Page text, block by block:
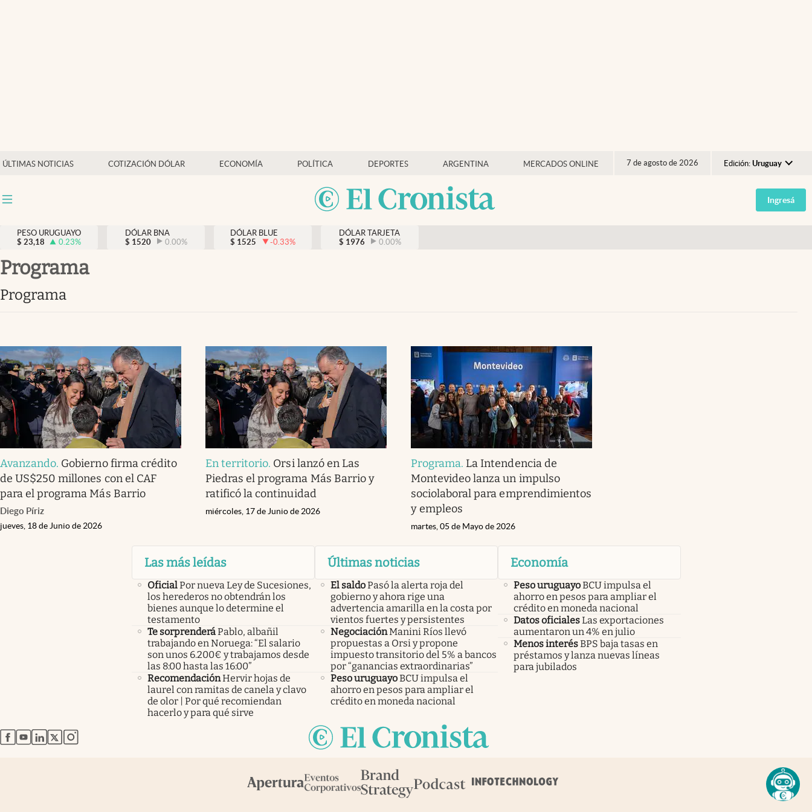
ÚLTIMAS NOTICIAS COTIZACIÓN DÓLAR ECONOMÍA POLÍTICA DEPORTES ARGENTINA MERCADOS ONLINE 7 de agosto de 2026 Edición: Uruguay
Argentina
España
Ingresá
PESO URUGUAYO
$ 23,18 0.23%
DÓLAR BNA
$ 1520 0.00%
DÓLAR BLUE
$ 1525 -0.33%
DÓLAR TARJETA
$ 1976 0.00%
programa
programa
Avanzando. Gobierno firma crédito
de US$250 millones con el CAF
para el programa Más Barrio
Diego Píriz
jueves, 18 de Junio de 2026
En territorio. Orsi lanzó en Las
Piedras el programa Más Barrio y
ratificó la continuidad
miércoles, 17 de Junio de 2026
Programa. La Intendencia de
Montevideo lanza un impulso
sociolaboral para emprendimientos
y empleos
martes, 05 de Mayo de 2026
Las más leídas
OficialPor nueva Ley de Sucesiones,
los herederos no obtendrán los
bienes aunque lo determine el
testamento
Te sorprenderáPablo, albañil
trabajando en Noruega: “El salario
son unos 6.200€ y trabajamos desde
las 8:00 hasta las 16:00”
RecomendaciónHervir hojas de
laurel con ramitas de canela y clavo
de olor | Por qué recomiendan
hacerlo y para qué sirve
Últimas noticias
El saldoPasó la alerta roja del
gobierno y ahora rige una
advertencia amarilla en la costa por
vientos fuertes y persistentes
NegociaciónManini Ríos llevó
propuestas a Orsi y propone
impuesto transitorio del 5% a bancos
por “ganancias extraordinarias”
Peso uruguayoBCU impulsa el
ahorro en pesos para ampliar el
crédito en moneda nacional
Economía
Peso uruguayoBCU impulsa el
ahorro en pesos para ampliar el
crédito en moneda nacional
Datos oficialesLas exportaciones
aumentaron un 4% en julio
Menos interésBPS baja tasas en
préstamos y lanza nuevas líneas
para jubilados
abre en nueva pestaña
abre en nueva pestaña
abre en nueva pestaña
abre en nueva pestaña
abre en nueva pestaña